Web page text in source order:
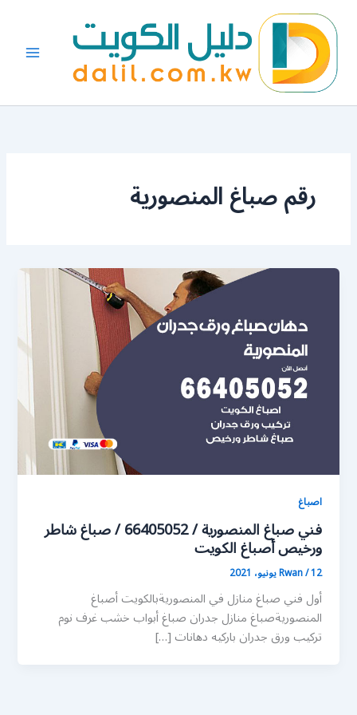
المحتوى
رقم صباغ المنصورية
اصباغ
فني صباغ المنصورية / 66405052 / صباغ شاطر
ورخيص أصباغ الكويت
Rwan/12 يونيو، 2021
أول فني صباغ منازل في المنصوريةبالكويت أصباغ
المنصوريةصباغ منازل جدران صباغ أبواب خشب غرف نوم
تركيب ورق جدران باركيه دهانات […]